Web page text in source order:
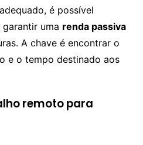
é possível
uma renda passiva
A chave é encontrar o
e o tempo destinado aos
remoto para